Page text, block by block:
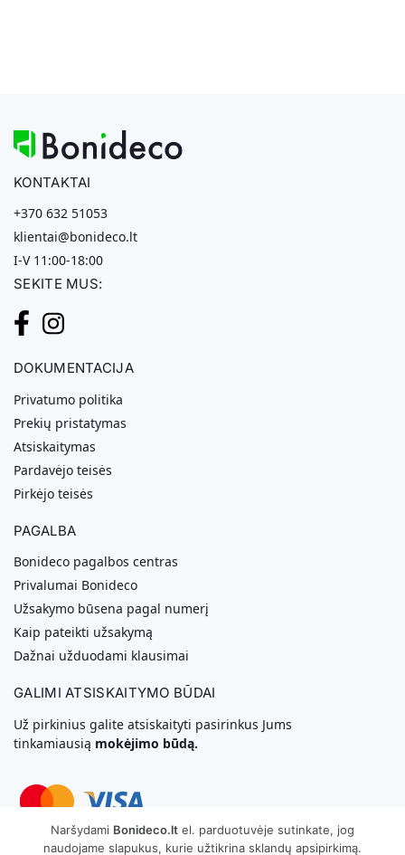
KONTAKTAI
+370 632 51053
klientai@bonideco.lt
I-V 11:00-18:00
SEKITE MUS:
DOKUMENTACIJA
Privatumo politika
Prekių pristatymas
Atsiskaitymas
Pardavėjo teisės
Pirkėjo teisės
PAGALBA
Bonideco pagalbos centras
Privalumai Bonideco
Užsakymo būsena pagal numerį
Kaip pateikti užsakymą
Dažnai užduodami klausimai
GALIMI ATSISKAITYMO BŪDAI
Už pirkinius galite atsiskaityti pasirinkus Jums
tinkamiausią mokėjimo būdą.
Naršydami Bonideco.lt el. parduotuvėje sutinkate, jog
naudojame slapukus, kurie užtikrina sklandų apsipirkimą.